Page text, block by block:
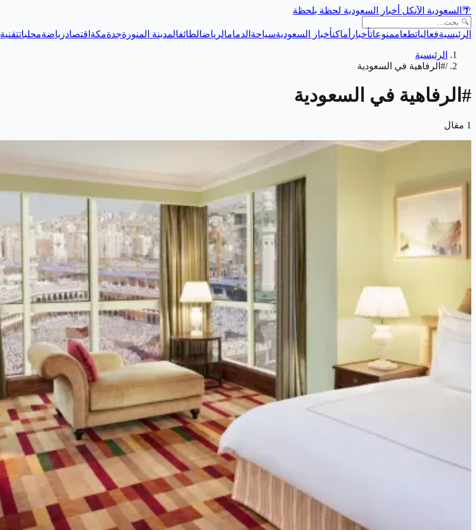
🌴 السعودية الآنكل أخبار السعودية لحظة بلحظة
الرئيسيةفعالياتطعاممنوعاتأخبار أماكنأخبار السعوديةسياحة الدمامالرياضالطائفالمدينة المنورةجدةمكة اقتصادرياضةمحلياتتقنية
الرئيسية
/#الرفاهية في السعودية
# الرفاهية في السعودية
1 مقال